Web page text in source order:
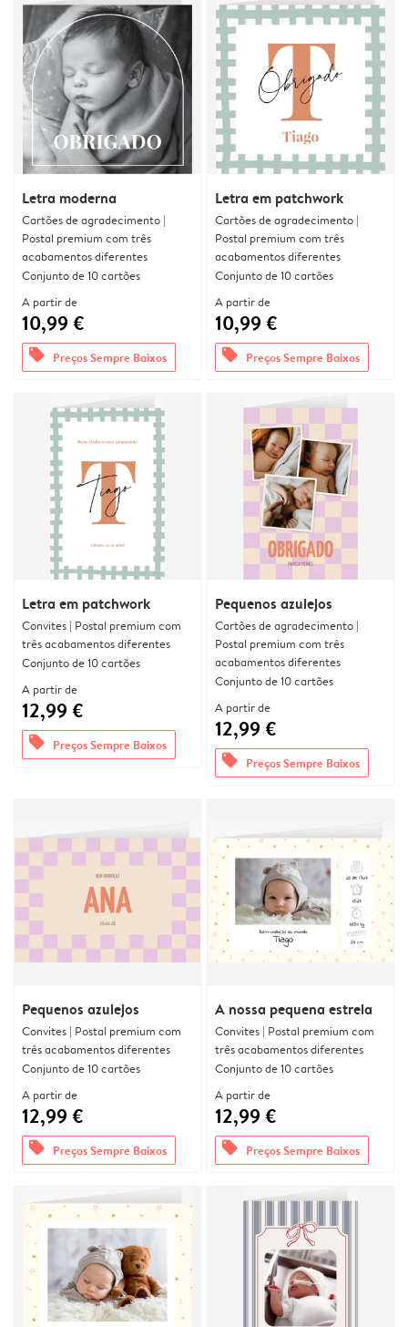
Letra moderna
Cartões de agradecimento |
Postal premium com três
acabamentos diferentes
Conjunto de 10 cartões
A partir de
10,99 €
offers Preços Sempre Baixos
Letra em patchwork
Cartões de agradecimento |
Postal premium com três
acabamentos diferentes
Conjunto de 10 cartões
A partir de
10,99 €
offers Preços Sempre Baixos
Letra em patchwork
Convites | Postal premium com
três acabamentos diferentes
Conjunto de 10 cartões
A partir de
12,99 €
offers Preços Sempre Baixos
Pequenos azulejos
Cartões de agradecimento |
Postal premium com três
acabamentos diferentes
Conjunto de 10 cartões
A partir de
12,99 €
offers Preços Sempre Baixos
Pequenos azulejos
Convites | Postal premium com
três acabamentos diferentes
Conjunto de 10 cartões
A partir de
12,99 €
offers Preços Sempre Baixos
A nossa pequena estrela
Convites | Postal premium com
três acabamentos diferentes
Conjunto de 10 cartões
A partir de
12,99 €
offers Preços Sempre Baixos